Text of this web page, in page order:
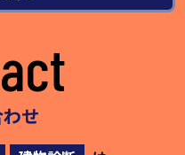
せ